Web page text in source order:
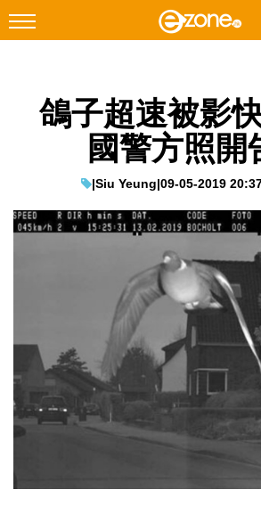
Facebook Instagram
遊戲動漫
生成式AI與雲端應用
Enterprise Digital Transformation
特集
鴿子超速被影
國警方照開
|Siu Yeung|09-05-2019